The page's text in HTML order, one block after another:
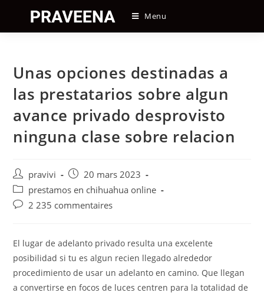
content
Menu
Unas opciones destinadas a
las prestatarios sobre algun
avance privado desprovisto
ninguna clase sobre relacion
Auteur/autrice
de
la
publication :
pravivi
Post
published:
20 mars 2023
Post
category:
prestamos en chihuahua online
Post2 235 commentaires
El lugar de adelanto privado resulta una excelente
posibilidad si tu es algun recien llegado alrededor
procedimiento de usar un adelanto en camino. Que llegan
a convertirse en focos de luces centren para la totalidad de